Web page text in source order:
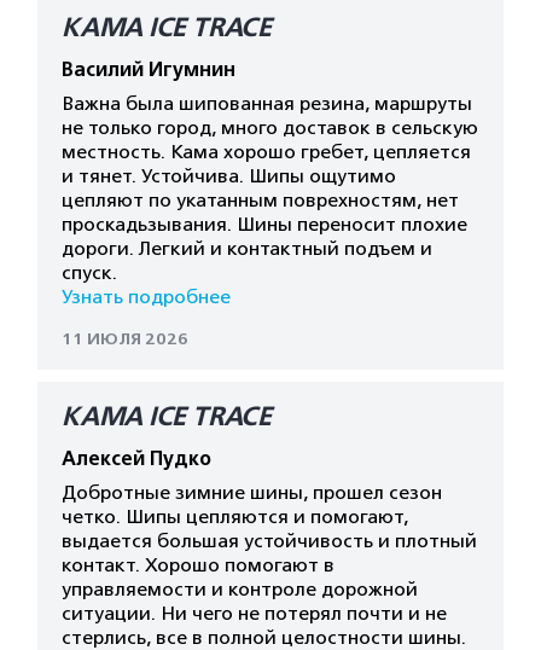
КАМА ICE TRACE
Василий Игумнин
Важна была шипованная резина, маршруты
не только город, много доставок в сельскую
местность. Кама хорошо гребет, цепляется
и тянет. Устойчива. Шипы ощутимо
цепляют по укатанным поврехностям, нет
проскадьзывания. Шины переносит плохие
дороги. Легкий и контактный подъем и
спуск.
Узнать подробнее
11 ИЮЛЯ 2026
КАМА ICE TRACE
Алексей Пудко
Добротные зимние шины, прошел сезон
четко. Шипы цепляются и помогают,
выдается большая устойчивость и плотный
контакт. Хорошо помогают в
управляемости и контроле дорожной
ситуации. Ни чего не потерял почти и не
стерлись, все в полной целостности шины.